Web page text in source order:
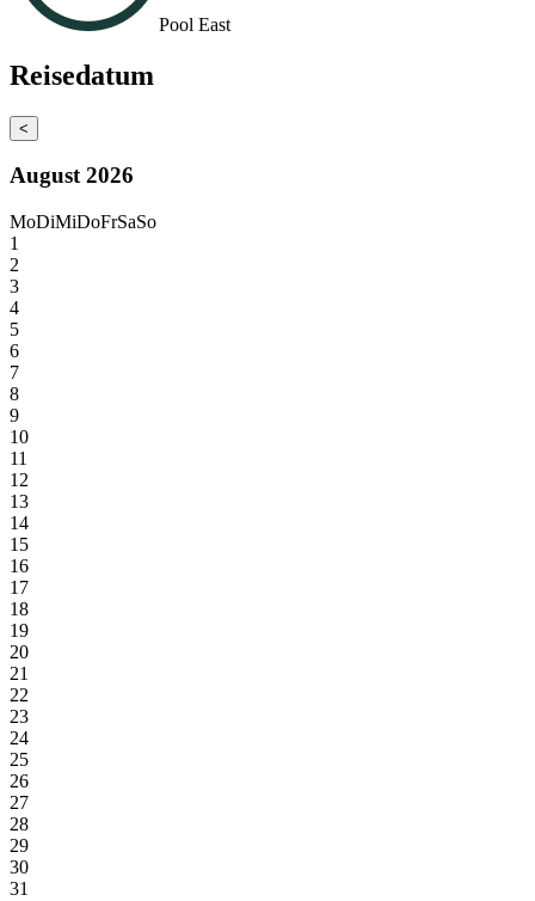
Pool East
Reisedatum
<
August 2026
MoDiMiDoFrSaSo
1
2
3
4
5
6
7
8
9
10
11
12
13
14
15
16
17
18
19
20
21
22
23
24
25
26
27
28
29
30
31